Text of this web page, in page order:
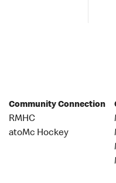
Community Connection
RMHC
atoMc Hockey